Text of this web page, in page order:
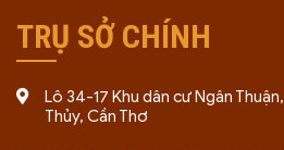
TRỤ SỞ CHÍNH
Lô 34-17 Khu dân cư Ngân
Thủy, Cần Thơ